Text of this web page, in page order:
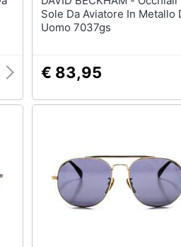
Sole Da Aviatore In Metallo
Uomo 7037gs
€ 83,95